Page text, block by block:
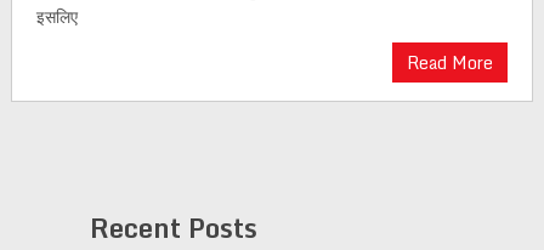
इसलिए
Read More
Recent Posts